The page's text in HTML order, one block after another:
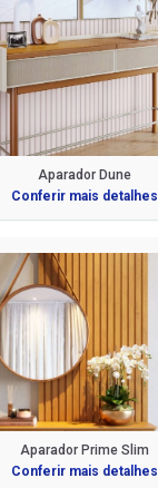
Aparador Dune
Conferir mais detalhes
Aparador Prime Slim
Conferir mais detalhes